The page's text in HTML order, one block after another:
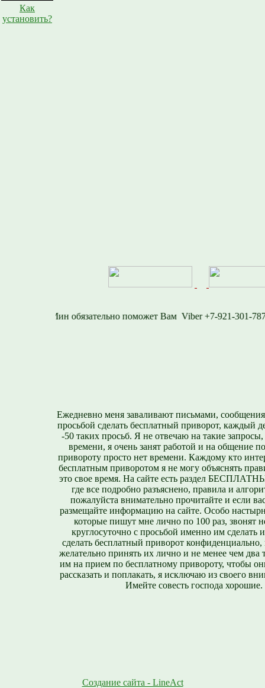
Как
установить?
Viber +7-921-
Ежедневно меня заваливают письмами,
просьбой сделать бесплатный приворот, каждый
-50 таких просьб. Я не отвечаю на такие
времени, я очень занят работой и на общение
привороту просто нет времени. Каждому кто
бесплатным приворотом я не могу объяснять
это свое время. На сайте есть раздел
где все подробно разъяснено, правила и
пожалуйста внимательно прочитайте и если
размещайте информацию на сайте. Особо
которые пишут мне лично по 100 раз, звонят
круглосуточно с просьбой именно им сделать
сделать бесплатный приворот конфиденциально,
желательно принять их лично и не менее чем два
им на прием по бесплатному привороту, чтобы
рассказать и поплакать, я исключаю из своего
Имейте совесть господа хорошие.
Создание сайта - LineAct